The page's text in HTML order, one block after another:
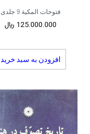
فتوحات المکیة 9 جلدی
125.000.000 ﷼
افزودن به سبد خرید